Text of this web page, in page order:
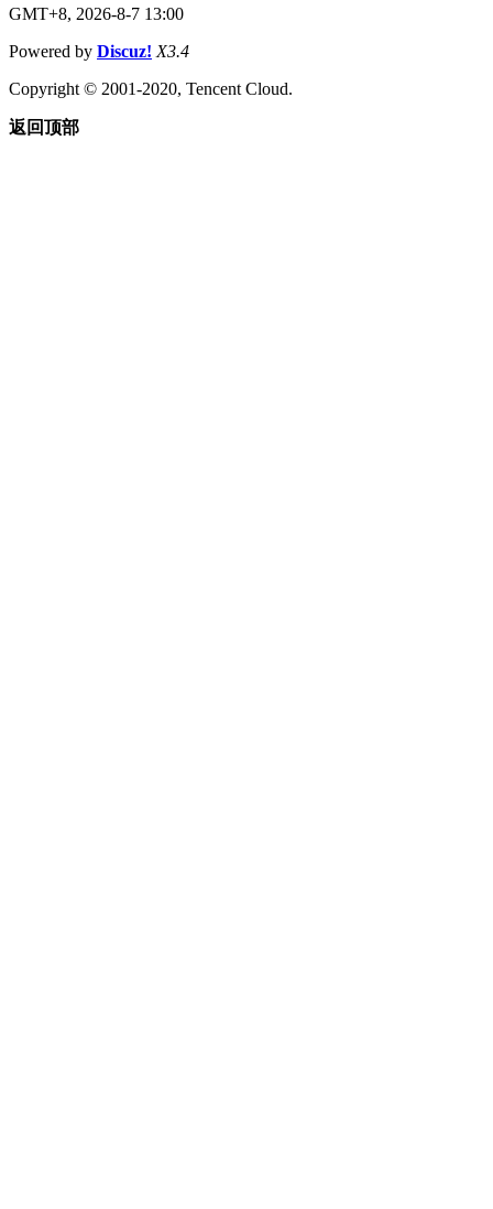
GMT+8, 2026-8-7 13:00
Powered by Discuz! X3.4
Copyright © 2001-2020, Tencent Cloud.
返回顶部